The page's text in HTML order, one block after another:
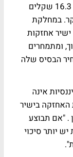
השקעות פיננסיות ומציבים מחיר יעד של 16.3 שקלים
במחלקת
אחזקות
ומתמחרים
כ-22% מעל מחיר הבסיס שלה
אינה
האחזקה בישיר
. "אם תבוצע
יותר סיכוי